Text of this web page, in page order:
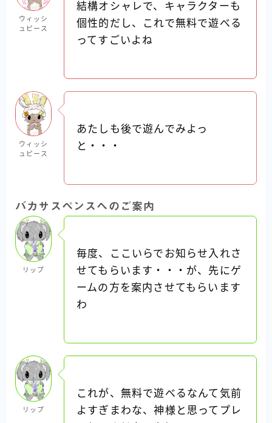
ウィッシ
ュピース
結構オシャレで、キャラクターも
個性的だし、これで無料で遊べる
ってすごいよね
ウィッシ
ュピース
あたしも後で遊んでみよっ
と・・・
バカサスペンスへのご案内
リップ
毎度、ここいらでお知らせ入れさ
せてもらいます・・・が、先にゲ
ームの方を案内させてもらいます
わ
リップ
これが、無料で遊べるなんて気前
よすぎまわな、神様と思ってプレ